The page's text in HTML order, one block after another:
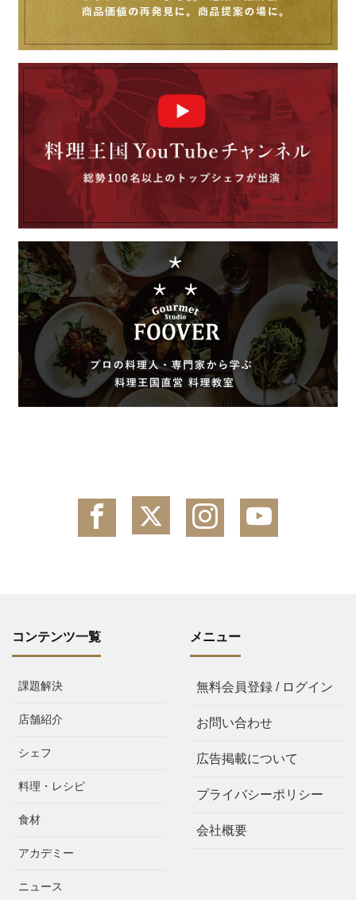
コンテンツ一覧
課題解決
店舗紹介
シェフ
料理・レシピ
食材
アカデミー
ニュース
メニュー
無料会員登録 / ログイン
お問い合わせ
広告掲載について
プライバシーポリシー
会社概要